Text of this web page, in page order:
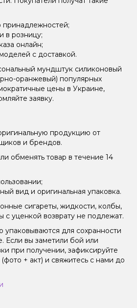
в розницу;
онлайн;
с доставкой.
мундштук силиконовый
оранжевый) популярных
цены в Украине,
заявку.
продукцию от
и брендов.
обменять товар в течение 14
вид и оригинальная упаковка.
сигареты, жидкости, колбы,
с уценкой возврату не подлежат.
упаковываются для сохранности
Если вы заметили бой или
при получении, зафиксируйте
+ акт) и свяжитесь с нами до